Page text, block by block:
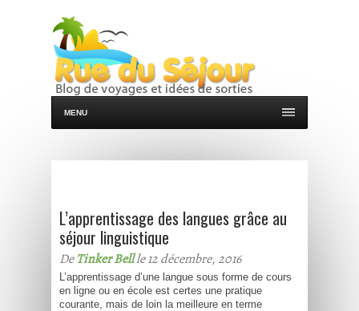
MENU
L’apprentissage des langues grâce au
séjour linguistique
DeTinker Bellle 12 décembre, 2016
L’apprentissage d’une langue sous forme de cours
en ligne ou en école est certes une pratique
courante, mais de loin la meilleure en terme